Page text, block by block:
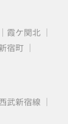
霞ケ関北
宿町
武新宿線